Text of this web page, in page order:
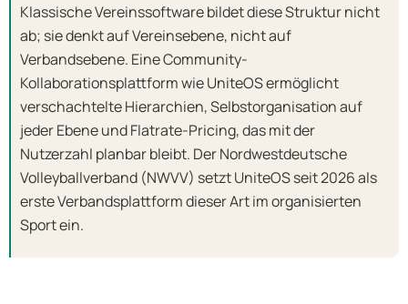
Klassische Vereinssoftware bildet diese Struktur nicht
ab; sie denkt auf Vereinsebene, nicht auf
Verbandsebene. Eine Community-
Kollaborationsplattform wie UniteOS ermöglicht
verschachtelte Hierarchien, Selbstorganisation auf
jeder Ebene und Flatrate-Pricing, das mit der
Nutzerzahl planbar bleibt. Der Nordwestdeutsche
Volleyballverband (NWVV) setzt UniteOS seit 2026 als
erste Verbandsplattform dieser Art im organisierten
Sport ein.